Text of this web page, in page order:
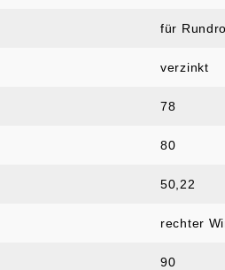
für
verzinkt
78
80
50,22
rechter
90